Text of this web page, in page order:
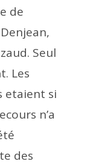
de
Seul
Les
etaient si
n’a
des